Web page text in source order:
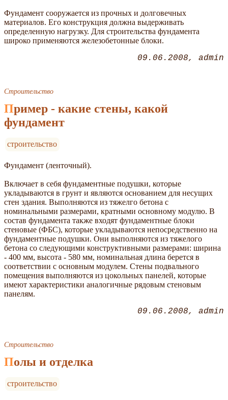
Фундамент сооружается из прочных и долговечных
материалов. Его конструкция должна выдерживать
определенную нагрузку. Для строительства фундамента
широко применяются железобетонные блоки.
09.06.2008 admin
Строительство
Пример - какие стены, какой
фундамент
строительство
Фундамент (ленточный).
Включает в себя фундаментные подушки, которые
укладываются в грунт и являются основанием для несущих
стен здания. Выполняются из тяжелго бетона с
номинальными размерами, кратными основному модулю. В
состав фундамента также входят фундаментные блоки
стеновые (ФБС), которые укладываются непосредственно на
фундаментные подушки. Они выполняются из тяжелого
бетона со следующими конструктивными размерами: ширина
- 400 мм, высота - 580 мм, номинальная длина берется в
соответствии с основным модулем. Стены подвального
помещения выполняются из цокольных панелей, которые
имеют характеристики аналогичные рядовым стеновым
панелям.
09.06.2008 admin
Строительство
Полы и отделка
строительство